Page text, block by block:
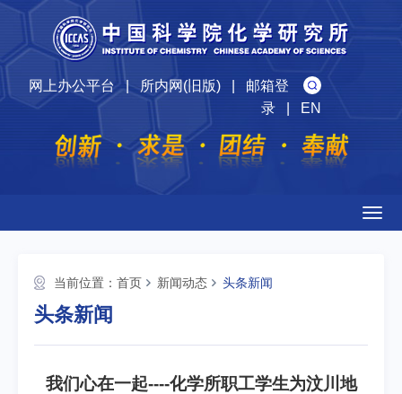
网上办公平台|所内网(旧版)| 邮箱登
录| EN
当前位置： 首页 新闻动态 头条新闻
头条新闻
我们心在一起----化学所职工学生为汶川地